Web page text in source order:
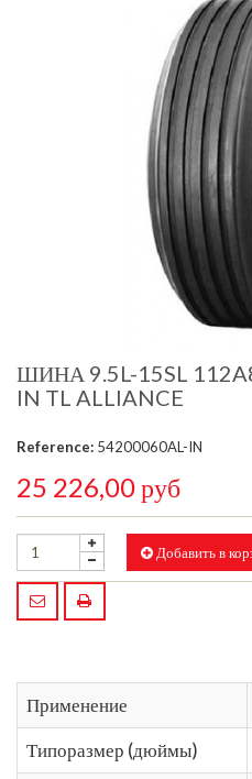
ШИНА 9.5L-15SL
IN TL ALLIANCE
Reference: 54200060AL-IN
25 226,00 руб
Добавить в
Применение
Типоразмер (дюймы)